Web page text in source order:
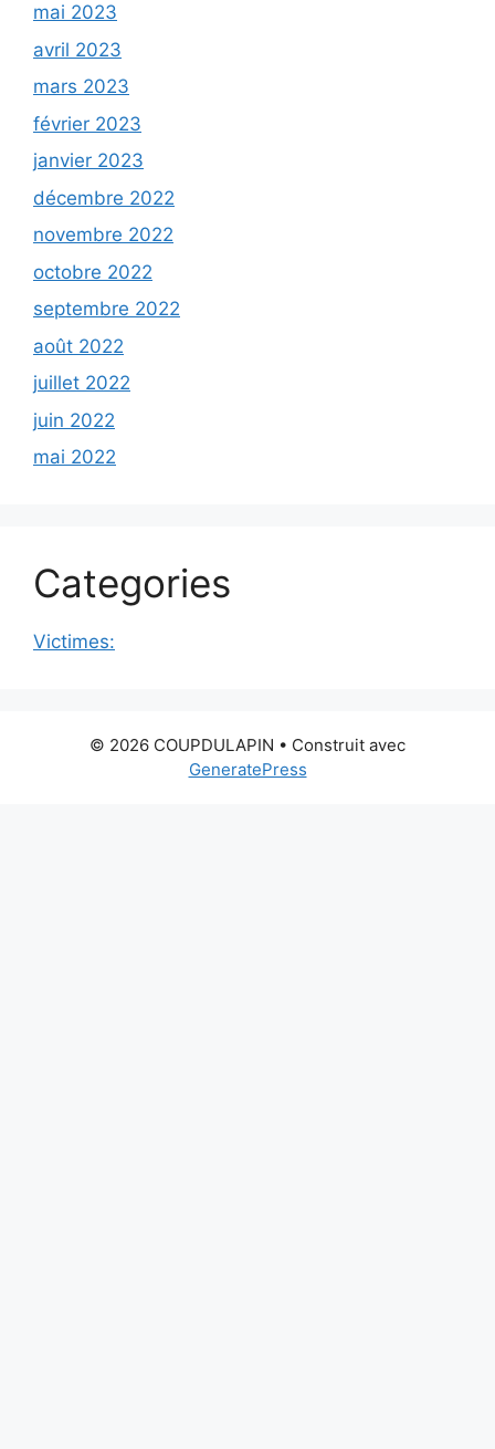
mai 2023
avril 2023
mars 2023
février 2023
janvier 2023
décembre 2022
novembre 2022
octobre 2022
septembre 2022
août 2022
juillet 2022
juin 2022
mai 2022
Categories
Victimes:
© 2026 COUPDULAPIN • Construit avec
GeneratePress